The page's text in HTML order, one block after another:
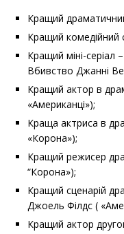
Кращий
Кращий комедійний
Кращий міні-серіал
Вбивство Джанні
Кращий актор в
«Американці»);
Краща актриса в
«Корона»);
Кращий режисер
“Корона»);
Кращий сценарій
Джоель Філдс (
Кращий актор